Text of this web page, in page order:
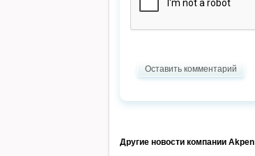
Оставить комментарий
Другие новости компании Akpen